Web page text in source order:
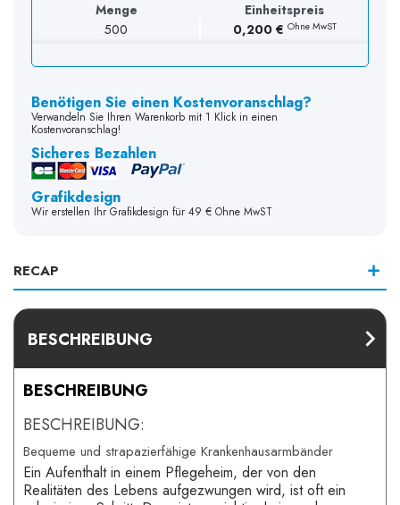
Menge
Einheitspreis
500
0,200 € Ohne MwST
Benötigen Sie einen Kostenvoranschlag?
Verwandeln Sie Ihren Warenkorb mit 1 Klick in einen
Kostenvoranschlag!
Sicheres Bezahlen
Grafikdesign
Wir erstellen Ihr Grafikdesign für 49 € Ohne MwST
RECAP
BESCHREIBUNG
BESCHREIBUNG
BESCHREIBUNG:
Bequeme und strapazierfähige Krankenhausarmbänder
Ein Aufenthalt in einem Pflegeheim, der von den
Realitäten des Lebens aufgezwungen wird, ist oft ein